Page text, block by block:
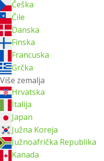
Češka
Čile
Danska
Finska
Francuska
Grčka
Više zemalja
Hrvatska
Italija
Japan
Južna Koreja
Južnoafrička Republika
Kanada